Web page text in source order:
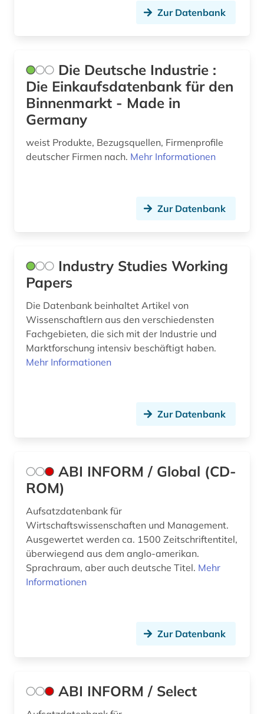
Zur Datenbank
Die Deutsche Industrie :
Die Einkaufsdatenbank für den
Binnenmarkt - Made in
Germany
weist Produkte, Bezugsquellen, Firmenprofile
deutscher Firmen nach. Mehr Informationen
Zur Datenbank
Industry Studies Working
Papers
Die Datenbank beinhaltet Artikel von
Wissenschaftlern aus den verschiedensten
Fachgebieten, die sich mit der Industrie und
Marktforschung intensiv beschäftigt haben.
Mehr Informationen
Zur Datenbank
ABI INFORM / Global (CD-
ROM)
Aufsatzdatenbank für
Wirtschaftswissenschaften und Management.
Ausgewertet werden ca. 1500 Zeitschriftentitel,
überwiegend aus dem anglo-amerikan.
Sprachraum, aber auch deutsche Titel. Mehr
Informationen
Zur Datenbank
ABI INFORM / Select